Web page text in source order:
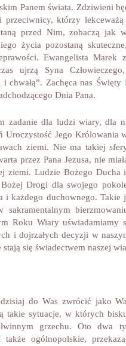
Panem świata. Zdziwieni
przeciwnicy, którzy
przed Nim, zobaczą jak
życia pozostaną
Ewangelista Marek
ujrzą Syna
chwałą”. Zachęca nas
Dnia Pana.
zadanie dla ludzi wiary, dla
Uroczystość Jego Królowania
ziemi. Nie ma takiej
przez Pana Jezusa, nie
ziemi. Ludzie Bożego Ducha
Drogi dla swojego
i każdego duchownego. Takie
Roku Wiary
i dojrzałych decyzji w
się świadectwem naszej
do Was zwrócić jako
takie sytuacje, w których
grzechu. Oto dwa
ogólnopolskie,